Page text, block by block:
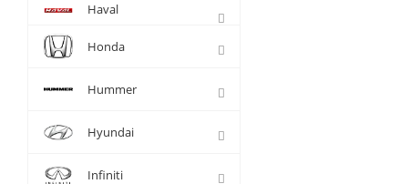
Haval
Honda
Hummer
Hyundai
Infiniti